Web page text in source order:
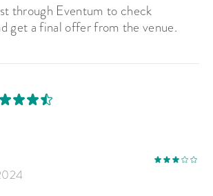
through Eventum to check
get a final offer from the venue.